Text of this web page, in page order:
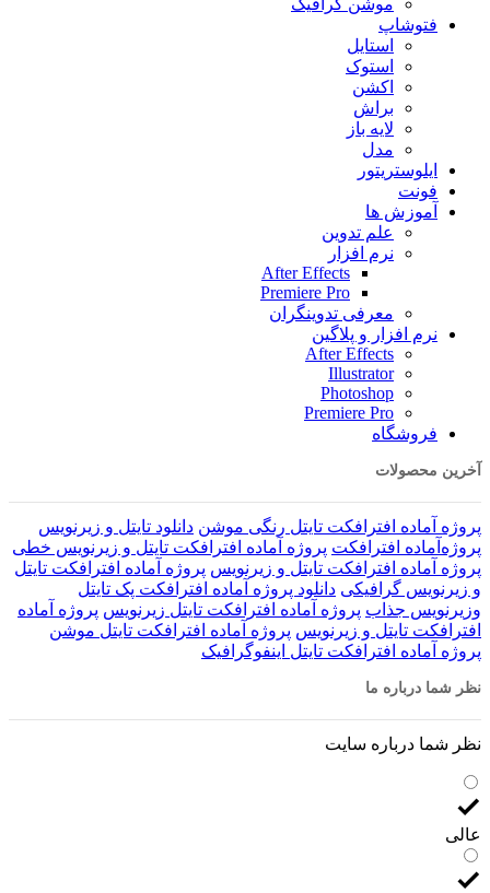
موشن گرافیک
فتوشاپ
استایل
استوک
اکشن
براش
لایه باز
مدل
ایلوستریتور
فونت
آموزش ها
علم تدوین
نرم افزار
After Effects
Premiere Pro
معرفی تدوینگران
نرم افزار و پلاگین
After Effects
Illustrator
Photoshop
Premiere Pro
فروشگاه
آخرین محصولات
پروژه آماده افترافکت تایتل رنگی موشن دانلود تایتل و زیرنویس‌
پروژه‌آماده افترافکت پروژه آماده افترافکت تایتل و زیرنویس خطی
پروژه آماده افترافکت تایتل و زیرنویس پروژه آماده افترافکت تایتل
و زیرنویس گرافیکی دانلود پروژه آماده افترافکت پک تایتل
وزیرنویس جذاب پروژه آماده افترافکت تایتل زیرنویس پروژه آماده
افترافکت تایتل و زیرنویس پروژه آماده افترافکت تایتل موشن
پروژه آماده افترافکت تایتل اینفوگرافیک
نظر شما درباره ما
نظر شما درباره سایت
عالی